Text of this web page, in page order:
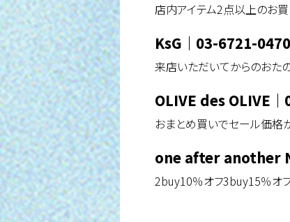
店内アイテム2点以上のお
KsG ｜ 03-6721-0470
来店いただいてからのおたの
OLIVE des OLIVE ｜
おまとめ買いでセール価格
one after another
2buy10％オフ3buy15％オ